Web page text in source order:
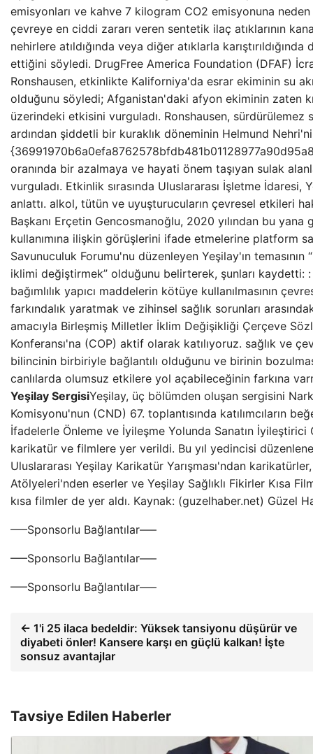
emisyonları ve kahve 7 kilogram CO2 emisyonuna
çevreye en ciddi zararı veren sentetik ilaç atıklarının
nehirlere atıldığında veya diğer atıklarla
ettiğini söyledi. DrugFree America Foundation (DFAF)
Ronshausen, etkinlikte Kaliforniya'da esrar ekiminin su
olduğunu söyledi; Afganistan'daki afyon ekiminin zaten
üzerindeki etkisini vurguladı. Ronshausen, sürdürülemez
ardından şiddetli bir kuraklık döneminin Helmund
oranında bir azalmaya ve hayati önem taşıyan sulak
vurguladı. Etkinlik sırasında Uluslararası İşletme İdaresi,
anlattı. alkol, tütün ve uyuşturucuların çevresel etkileri
Başkanı Erçetin Gencosmanoğlu, 2020 yılından bu yana
kullanımına ilişkin görüşlerini ifade etmelerine platform
Savunuculuk Forumu'nu düzenleyen Yeşilay'ın temasının
iklimi değiştirmek” olduğunu belirterek, şunları kaydetti:
bağımlılık yapıcı maddelerin kötüye kullanılmasının
farkındalık yaratmak ve zihinsel sağlık sorunları
amacıyla Birleşmiş Milletler İklim Değişikliği Çerçeve
Konferansı'na (COP) aktif olarak katılıyoruz. sağlık ve
bilincinin birbiriyle bağlantılı olduğunu ve birinin
canlılarda olumsuz etkilere yol açabileceğinin farkına
Yeşilay SergisiYeşilay, üç bölümden oluşan sergisini
Komisyonu'nun (CND) 67. toplantısında katılımcıların
İfadelerle Önleme ve İyileşme Yolunda Sanatın İyileştirici
karikatür ve filmlere yer verildi. Bu yıl yedincisi
Uluslararası Yeşilay Karikatür Yarışması'ndan
Atölyeleri'nden eserler ve Yeşilay Sağlıklı Fikirler Kısa
kısa filmler de yer aldı. Kaynak: (guzelhaber.net) Güzel
—–Sponsorlu Bağlantılar—–
—–Sponsorlu Bağlantılar—–
—–Sponsorlu Bağlantılar—–
← 1'i 25 ilaca bedeldir: Yüksek tansiyonu düşürür ve
diyabeti önler! Kansere karşı en güçlü kalkan! İşte
sonsuz avantajlar
Tavsiye Edilen Haberler